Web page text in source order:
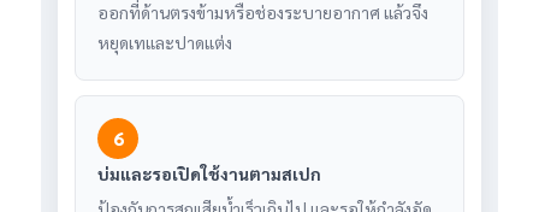
ออกที่ด้านตรงข้ามหรือช่องระบายอากาศ แล้วจึง
หยุดเทและปาดแต่ง
6
บ่มและรอเปิดใช้งานตามสเปก